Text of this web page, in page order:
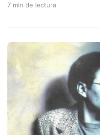
7 min de lectura